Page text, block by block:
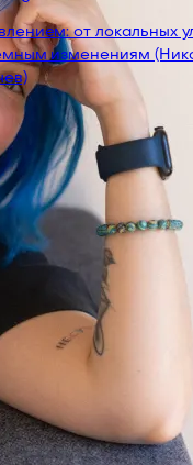
от локальных
изменениям